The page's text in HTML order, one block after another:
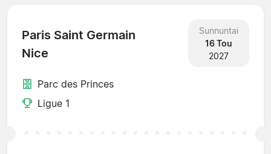
Paris Saint Germain
Nice
Sunnuntai
16 Tou
2027
Parc des Princes
Ligue 1